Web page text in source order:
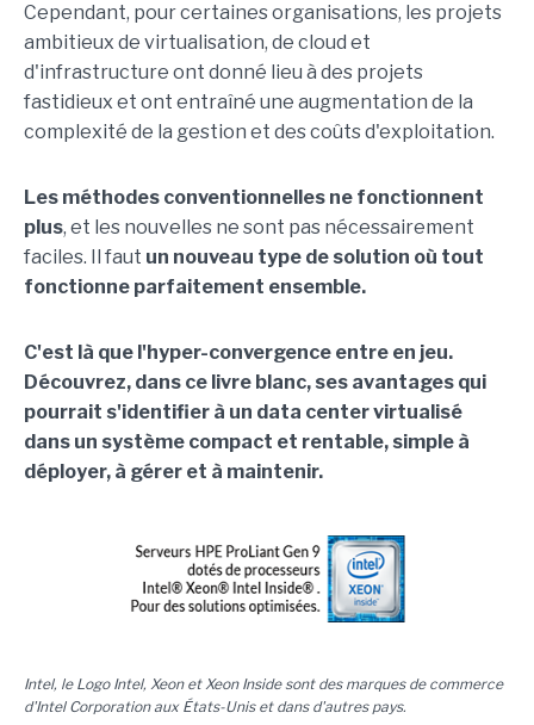
Cependant, pour certaines organisations, les projets
ambitieux de virtualisation, de cloud et
d'infrastructure ont donné lieu à des projets
fastidieux et ont entraîné une augmentation de la
complexité de la gestion et des coûts d'exploitation.
Les méthodes conventionnelles ne fonctionnent
plus, et les nouvelles ne sont pas nécessairement
faciles. Il faut un nouveau type de solution où tout
fonctionne parfaitement ensemble.
C'est là que l'hyper-convergence entre en jeu.
Découvrez, dans ce livre blanc, ses avantages qui
pourrait s'identifier à un data center virtualisé
dans un système compact et rentable, simple à
déployer, à gérer et à maintenir.
Intel, le Logo Intel, Xeon et Xeon Inside sont des marques de commerce
d'Intel Corporation aux États-Unis et dans d'autres pays.